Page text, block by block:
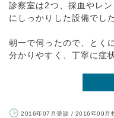
診察室は2つ、採血やレ
にしっかりした設備でした
朝一で伺ったので、とく
分かりやすく、丁寧に症
2016年07月受診 / 2016年09月